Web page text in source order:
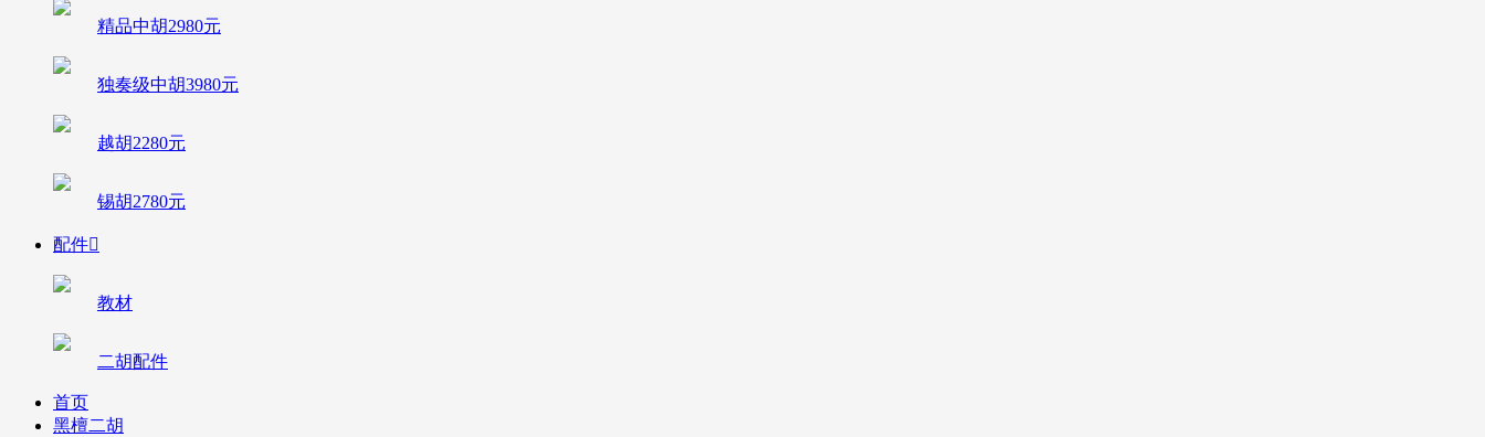
精品中胡2980元
独奏级中胡3980元
越胡2280元
锡胡2780元
配件
教材
二胡配件
首页
黑檀二胡